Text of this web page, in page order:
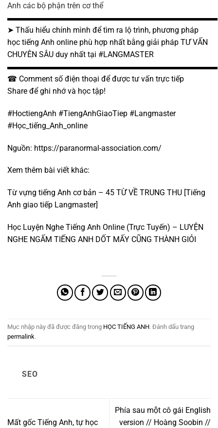
Anh các bộ phận trên cơ thể
▬▬▬▬▬▬▬▬▬▬▬▬▬▬▬▬▬▬▬▬▬▬▬▬▬▬▬
➤ Thấu hiểu chính mình để tìm ra lộ trình, phương pháp
học tiếng Anh online phù hợp nhất bằng giải pháp TƯ VẤN
CHUYÊN SÂU duy nhất tại #LANGMASTER
▬▬▬▬▬▬▬▬▬▬▬▬▬▬▬▬▬▬▬▬▬▬▬▬▬▬▬
☎ Comment số điện thoại để được tư vấn trực tiếp
Share để ghi nhớ và học tập!
#HoctiengAnh #TiengAnhGiaoTiep #Langmaster
#Học_tiếng_Anh_online
Nguồn: https://paranormal-association.com/
Xem thêm bài viết khác:
Từ vựng tiếng Anh cơ bản – 45 TỪ VỀ TRUNG THU [Tiếng
Anh giao tiếp Langmaster]
Học Luyện Nghe Tiếng Anh Online (Trực Tuyến) – LUYỆN
NGHE NGẤM TIẾNG ANH DỐT MẤY CŨNG THÀNH GIỎI
Mục nhập này đã được đăng trong HỌC TIẾNG ANH. Đánh dấu trang
permalink.
SEO
Mất gốc Tiếng Anh, tự học
Phía sau một cô gái English
version // Hoàng Soobin //